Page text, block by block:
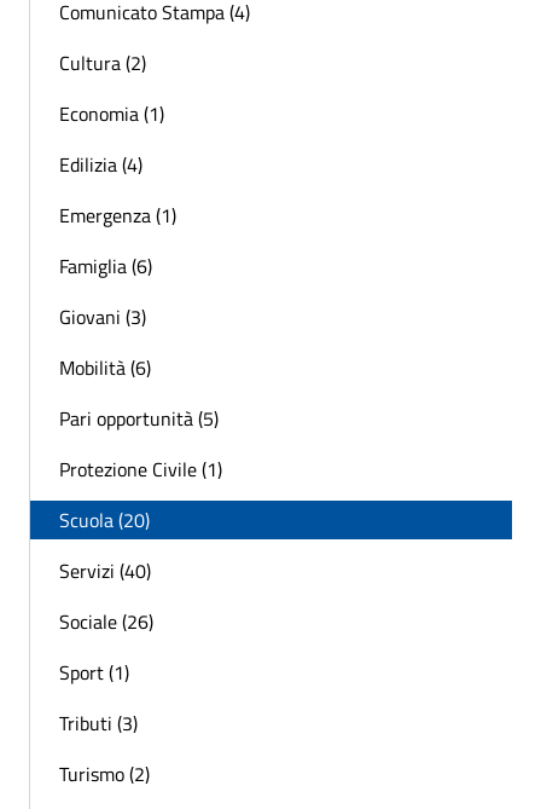
Comunicato Stampa (4)
Cultura (2)
Economia (1)
Edilizia (4)
Emergenza (1)
Famiglia (6)
Giovani (3)
Mobilità (6)
Pari opportunità (5)
Protezione Civile (1)
Scuola (20)
Servizi (40)
Sociale (26)
Sport (1)
Tributi (3)
Turismo (2)